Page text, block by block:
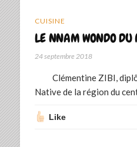
CUISINE
LE NNAM WONDO DU
24 septembre 2018
Clémentine ZIBI,
Native de la région du
Like